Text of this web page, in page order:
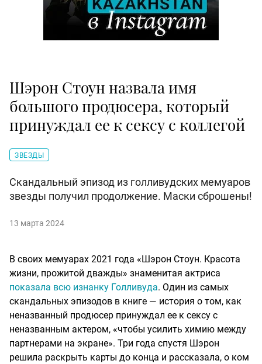
Шэрон Стоун назвала имя
большого продюсера, который
принуждал ее к сексу с коллегой
ЗВЕЗДЫ
Скандальный эпизод из голливудских мемуаров
звезды получил продолжение. Маски сброшены!
13 марта 2024
В своих мемуарах 2021 года «Шэрон Стоун. Красота
жизни, прожитой дважды» знаменитая актриса
показала всю изнанку Голливуда. Один из самых
скандальных эпизодов в книге — история о том, как
неназванный продюсер принуждал ее к сексу с
неназванным актером, «чтобы усилить химию между
партнерами на экране». Три года спустя Шэрон
решила раскрыть карты до конца и рассказала, о ком